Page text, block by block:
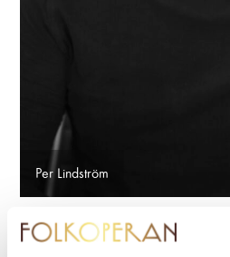
Per Lindström
Tidigare roller på Folkoperan